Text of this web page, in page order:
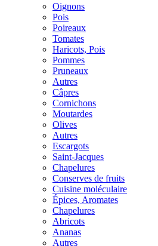
Oignons
Pois
Poireaux
Tomates
Haricots, Pois
Pommes
Pruneaux
Autres
Câpres
Cornichons
Moutardes
Olives
Autres
Escargots
Saint-Jacques
Chapelures
Conserves de fruits
Cuisine moléculaire
Épices, Aromates
Chapelures
Abricots
Ananas
Autres